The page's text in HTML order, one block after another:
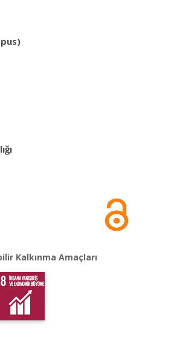
Kalkınma Amaçları